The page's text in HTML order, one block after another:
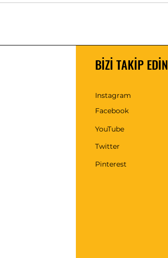
BİZİ TAKİP EDİN
Instagram
Facebook
YouTube
Twitter
Pinterest